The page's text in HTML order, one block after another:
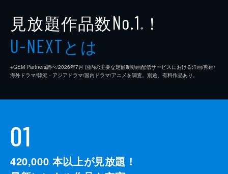
見放題作品数No.1 ※ ！
U-NEXTとは
※GEM Partners調べ/2026年7⽉ 国内の主要な定額制動画配信サービスにおける洋画/邦画/
海外ドラマ/韓流・アジアドラマ/国内ドラマ/アニメを調査。別途、有料作品あり。
01
420,000 本以上が見放題！